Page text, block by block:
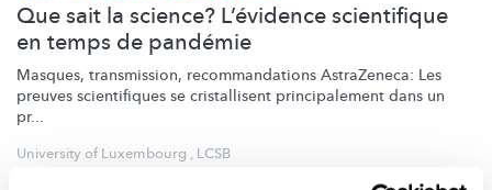
Que sait la science? L’évidence scientifique
en temps de pandémie
Masques, transmission, recommandations AstraZeneca: Les
preuves scientifiques se cristallisent principalement dans un
pr...
University of Luxembourg , LCSB